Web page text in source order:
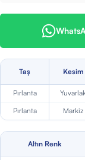
Taş Kesim
Pırlanta
Pırlanta
Markiz
Altın Renk